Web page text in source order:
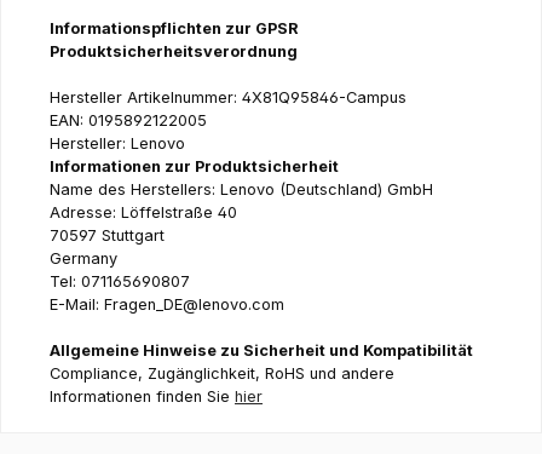
Informationspflichten zur GPSR
Produktsicherheitsverordnung
Hersteller Artikelnummer: 4X81Q95846-Campus
EAN: 0195892122005
Hersteller: Lenovo
Informationen zur Produktsicherheit
Name des Herstellers: Lenovo (Deutschland) GmbH
Adresse: Löffelstraße 40
70597 Stuttgart
Germany
Tel: 071165690807
E-Mail: Fragen_DE@lenovo.com
Allgemeine Hinweise zu Sicherheit und Kompatibilität
Compliance, Zugänglichkeit, RoHS und andere
Informationen finden Sie hier